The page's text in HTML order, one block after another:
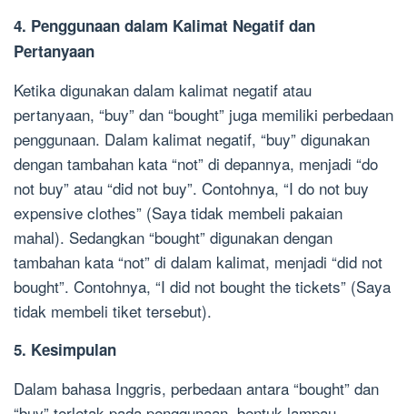
4. Penggunaan dalam Kalimat Negatif dan
Pertanyaan
Ketika digunakan dalam kalimat negatif atau
pertanyaan, “buy” dan “bought” juga memiliki perbedaan
penggunaan. Dalam kalimat negatif, “buy” digunakan
dengan tambahan kata “not” di depannya, menjadi “do
not buy” atau “did not buy”. Contohnya, “I do not buy
expensive clothes” (Saya tidak membeli pakaian
mahal). Sedangkan “bought” digunakan dengan
tambahan kata “not” di dalam kalimat, menjadi “did not
bought”. Contohnya, “I did not bought the tickets” (Saya
tidak membeli tiket tersebut).
5. Kesimpulan
Dalam bahasa Inggris, perbedaan antara “bought” dan